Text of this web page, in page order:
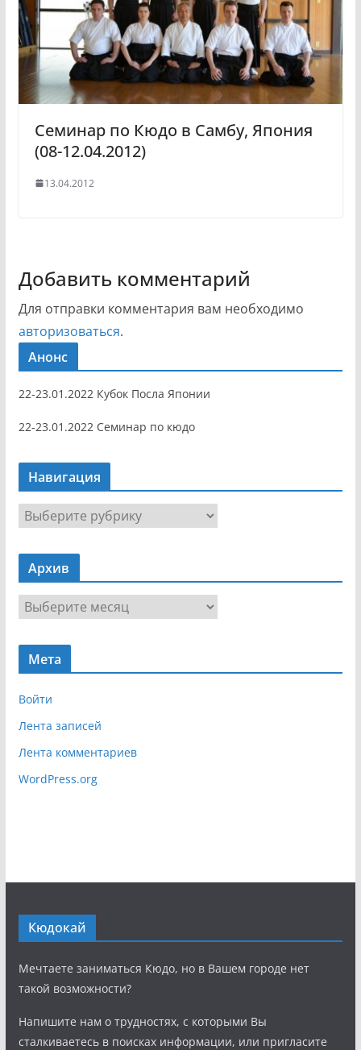
Семинар по Кюдо в Самбу, Япония
(08-12.04.2012)
13.04.2012
Добавить комментарий
Для отправки комментария вам необходимо
авторизоваться.
Анонс
22-23.01.2022 Кубок Посла Японии
22-23.01.2022 Семинар по кюдо
Навигация
Н
а
в
г
я
Архив
р
х
Мета
Войти
Лента записей
Лента комментариев
WordPress.org
Кюдокай
Мечтаете заниматься Кюдо, но в Вашем городе нет
такой возможности?
Напишите нам о трудностях, с которыми Вы
сталкиваетесь в поисках информации, или пригласите